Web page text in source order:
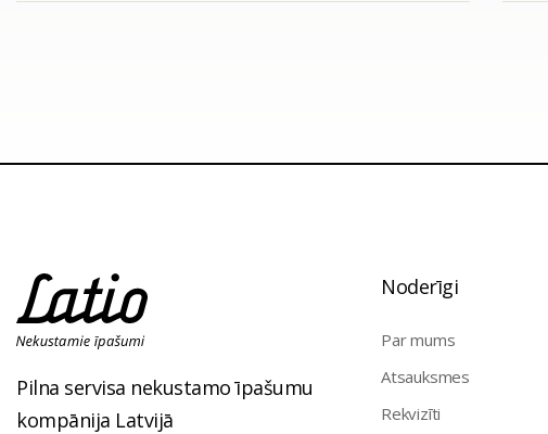
Pilna servisa nekustamo īpašumu
kompānija Latvijā
Noderīgi
Par mums
Atsauksmes
Rekvizīti